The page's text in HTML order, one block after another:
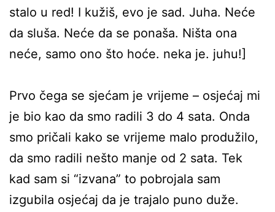
stalo u red! I kužiš, evo je sad. Juha. Neće
da sluša. Neće da se ponaša. Ništa ona
neće, samo ono što hoće. neka je. juhu!]
Prvo čega se sjećam je vrijeme – osjećaj mi
je bio kao da smo radili 3 do 4 sata. Onda
smo pričali kako se vrijeme malo produžilo,
da smo radili nešto manje od 2 sata. Tek
kad sam si “izvana” to pobrojala sam
izgubila osjećaj da je trajalo puno duže.